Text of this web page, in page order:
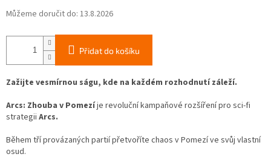
Můžeme doručit do: 13.8.2026
Přidat do košíku
Zažijte vesmírnou ságu, kde na každém rozhodnutí záleží.
Arcs: Zhouba v Pomezíje revoluční kampaňové rozšíření pro sci-fi
strategii Arcs.
Během tří provázaných partií přetvoříte chaos v Pomezí ve svůj vlastní
osud.